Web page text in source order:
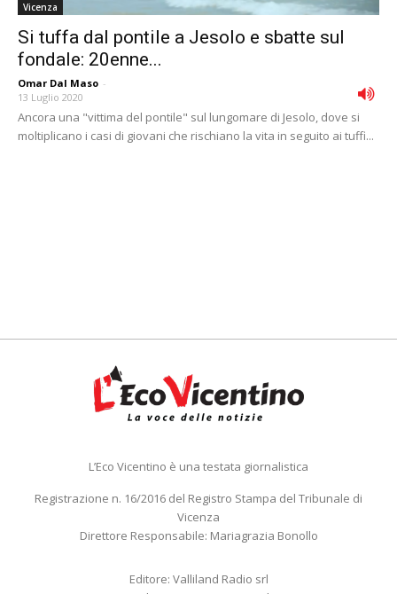
Vicenza
Si tuffa dal pontile a Jesolo e sbatte sul
fondale: 20enne...
Omar Dal Maso -
13 Luglio 2020
Ancora una "vittima del pontile" sul lungomare di Jesolo, dove si
moltiplicano i casi di giovani che rischiano la vita in seguito ai tuffi...
L’Eco Vicentino è una testata giornalistica
Registrazione n. 16/2016 del Registro Stampa del Tribunale di
Vicenza
Direttore Responsabile: Mariagrazia Bonollo
Editore: Valliland Radio srl